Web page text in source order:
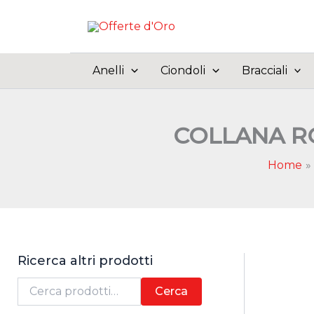
Anelli Ciondoli Bracciali
COLLANA
Home
Ricerca altri prodotti
Cerca